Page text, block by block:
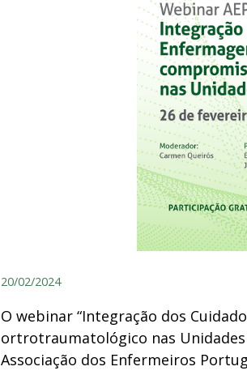
20/02/2024
O webinar “Integração dos
ortrotraumatológico nas Unidades
Associação dos Enfermeiros